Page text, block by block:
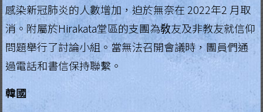
g
i
a
感染新冠肺炎的人數增加，迫於無奈在 2022年2 月取
消。附屬於Hirakata堂區的支團為敎友及非教友就信仰
問題舉行了討論小組。當無法召開會議時，團員們通
過電話和書信保持聯繫。
韓國